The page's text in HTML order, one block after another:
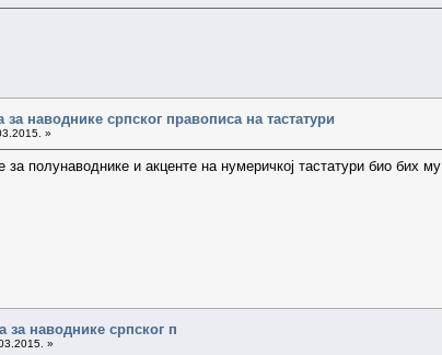
наводнике српског правописа на тастатури
»
за полунаводнике и акценте на нумеричкој тастатури био бих
наводнике српског п
»